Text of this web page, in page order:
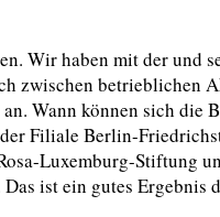
Wir haben mit der und
zwischen betrieblichen
Wann können sich
Filiale Berlin-
Luxemburg-Stiftung
ist ein gutes Ergebnis